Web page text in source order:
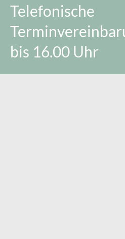
Telefonische
bis 16.00 Uhr